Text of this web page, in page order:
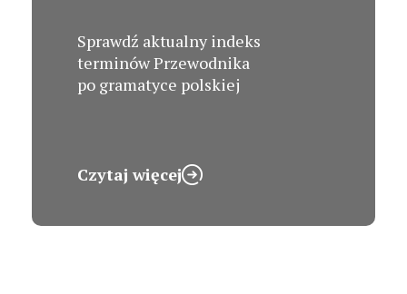
Sprawdź aktualny indeks
terminów Przewodnika
po gramatyce polskiej
Czytaj więcej